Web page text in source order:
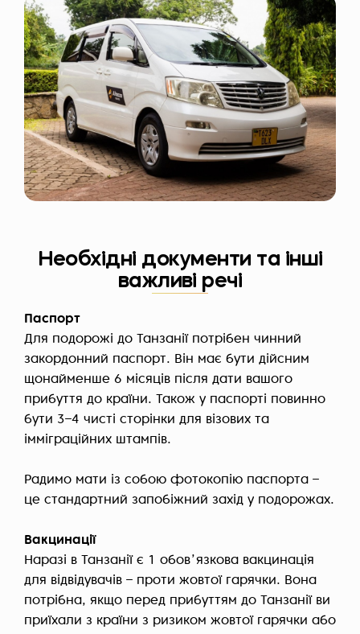
Необхідні документи та інші
важливі речі
Паспорт
Для подорожі до Танзанії потрібен чинний
закордонний паспорт. Він має бути дійсним
щонайменше 6 місяців після дати вашого
прибуття до країни. Також у паспорті повинно
бути 3–4 чисті сторінки для візових та
імміграційних штампів.
Радимо мати із собою фотокопію паспорта –
це стандартний запобіжний захід у подорожах.
Вакцинації
Наразі в Танзанії є 1 обовʼязкова вакцинація
для відвідувачів – проти жовтої гарячки. Вона
потрібна, якщо перед прибуттям до Танзанії ви
приїхали з країни з ризиком жовтої гарячки або